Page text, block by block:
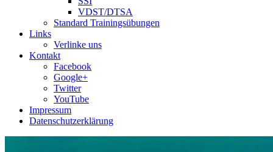
VDST/DTSA
Standard Trainingsübungen
Links
Verlinke uns
Kontakt
Facebook
Google+
Twitter
YouTube
Impressum
Datenschutzerklärung